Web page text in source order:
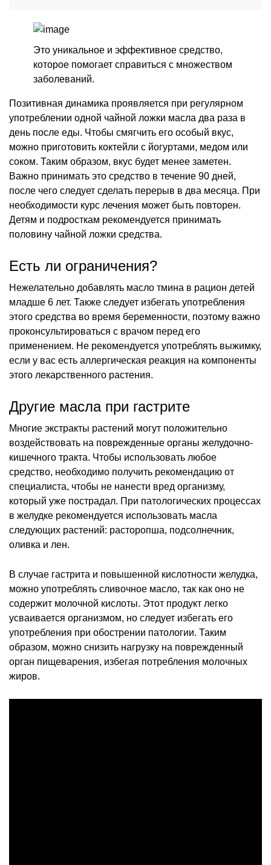
Это уникальное и эффективное средство,
которое помогает справиться с множеством
заболеваний.
Позитивная динамика проявляется при регулярном
употреблении одной чайной ложки масла два раза в
день после еды. Чтобы смягчить его особый вкус,
можно приготовить коктейли с йогуртами, медом или
соком. Таким образом, вкус будет менее заметен.
Важно принимать это средство в течение 90 дней,
после чего следует сделать перерыв в два месяца. При
необходимости курс лечения может быть повторен.
Детям и подросткам рекомендуется принимать
половину чайной ложки средства.
Есть ли ограничения?
Нежелательно добавлять масло тмина в рацион детей
младше 6 лет. Также следует избегать употребления
этого средства во время беременности, поэтому важно
проконсультироваться с врачом перед его
применением. Не рекомендуется употреблять выжимку,
если у вас есть аллергическая реакция на компоненты
этого лекарственного растения.
Другие масла при гастрите
Многие экстракты растений могут положительно
воздействовать на поврежденные органы желудочно-
кишечного тракта. Чтобы использовать любое
средство, необходимо получить рекомендацию от
специалиста, чтобы не нанести вред организму,
который уже пострадал. При патологических процессах
в желудке рекомендуется использовать масла
следующих растений: расторопша, подсолнечник,
оливка и лен.
В случае гастрита и повышенной кислотности желудка,
можно употреблять сливочное масло, так как оно не
содержит молочной кислоты. Этот продукт легко
усваивается организмом, но следует избегать его
употребления при обострении патологии. Таким
образом, можно снизить нагрузку на поврежденный
орган пищеварения, избегая потребления молочных
жиров.